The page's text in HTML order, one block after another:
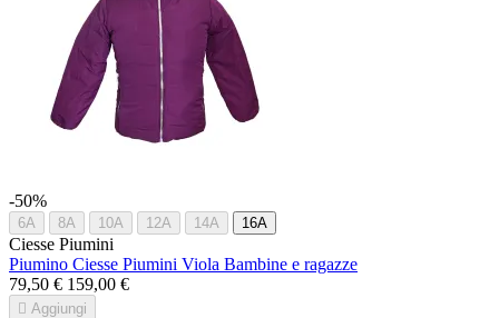
-50%
6A 8A 10A 12A 14A 16A
Ciesse Piumini
Piumino Ciesse Piumini Viola Bambine e ragazze
79,50 € 159,00 €
 Aggiungi